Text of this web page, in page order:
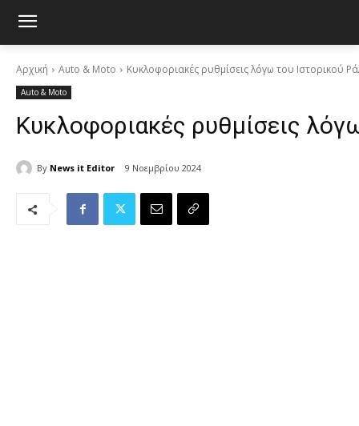
Αρχική Auto & Moto Κυκλοφοριακές ρυθμίσεις λόγω του Ιστορικού
Auto & Moto
Κυκλοφοριακές ρυθμίσεις
By News it Editor 9 Νοεμβρίου 2024